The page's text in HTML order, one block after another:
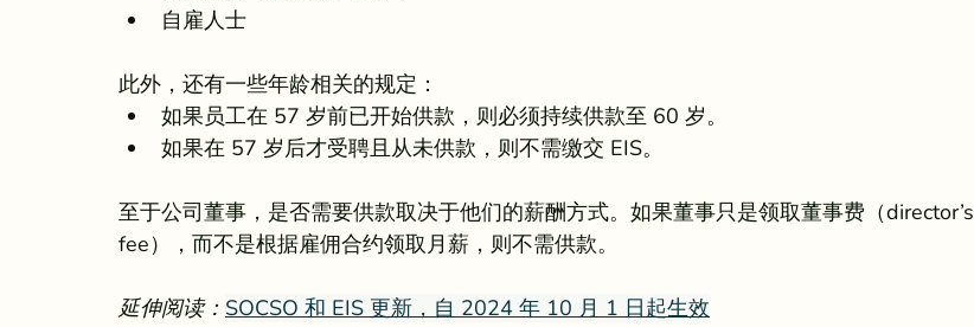
自雇人士
此外，还有一些年龄相关的规定：
如果员工在 57 岁前已开始供款，则必须持续供款至 60 岁。
如果在 57 岁后才受聘且从未供款，则不需缴交 EIS。
至于公司董事，是否需要供款取决于他们的薪酬方式。如果董事只是领取董事费（director’s
fee），而不是根据雇佣合约领取月薪，则不需供款。
延伸阅读： SOCSO 和 EIS 更新，自 2024 年 10 月 1 日起生效